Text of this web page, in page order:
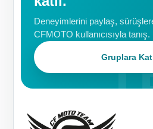
Deneyimlerini paylaş,
CFMOTO kullanıcısıyla tanış.
Gruplara